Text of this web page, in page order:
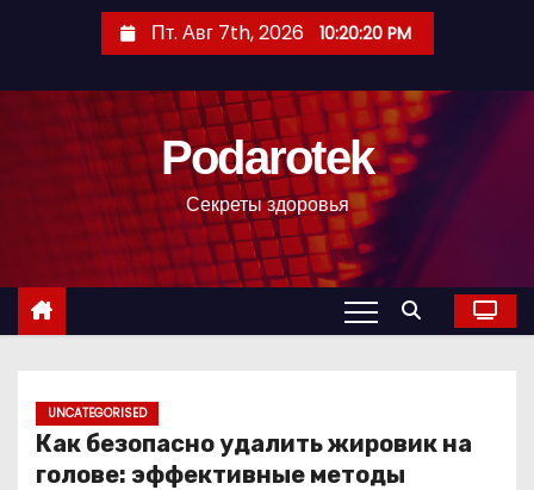
с
Пт. Авг 7th, 2026 10:20:21 PM
Podarotek
Секреты здоровья
UNCATEGORISED
Как безопасно удалить жировик на
голове: эффективные методы